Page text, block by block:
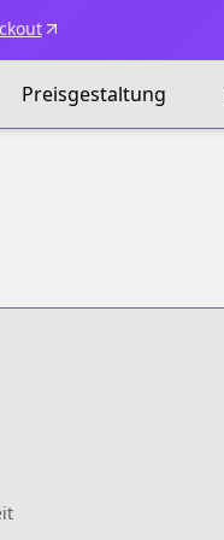
Preisgestaltung